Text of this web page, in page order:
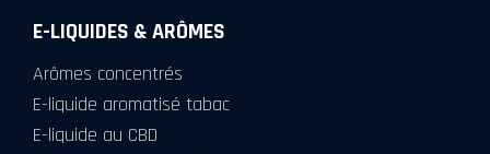
E-LIQUIDES & ARÔMES
Arômes concentrés
E-liquide aromatisé tabac
E-liquide au CBD